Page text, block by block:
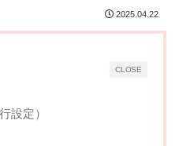
2025.04.22
CLOSE
設定）